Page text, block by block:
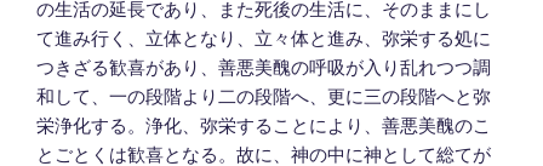
の生活の延長であり、また死後の生活に、そのままにし
て進み行く、立体となり、立々体と進み、弥栄する処に
つきざる歓喜があり、善悪美醜の呼吸が入り乱れつつ調
和して、一の段階より二の段階へ、更に三の段階へと弥
栄浄化する。浄化、弥栄することにより、善悪美醜のこ
とごとくは歓喜となる。故に、神の中に神として総てが